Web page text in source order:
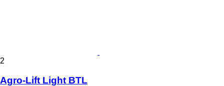
2
Agro-Lift Light BTL